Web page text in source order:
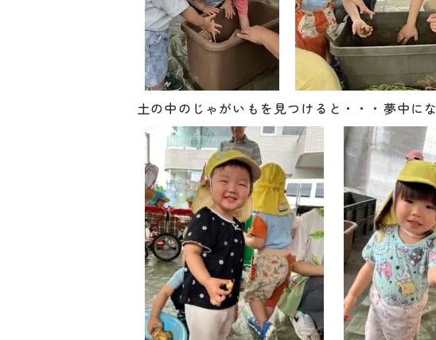
土の中のじゃがいもを見つけると・・・夢中に